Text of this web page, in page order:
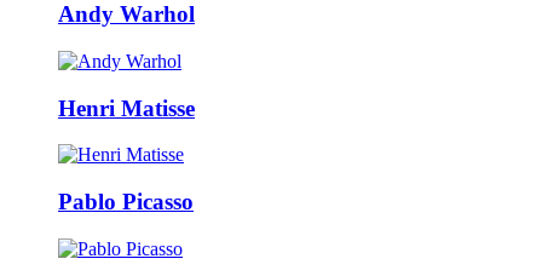
Andy Warhol
Henri Matisse
Pablo Picasso